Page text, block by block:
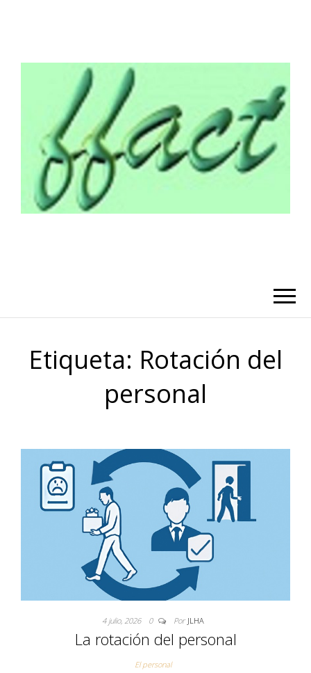
Etiqueta: Rotación del
personal
4 julio, 2026 0 Por JLHA
La rotación del personal
El personal